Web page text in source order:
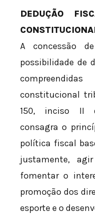
DEDUÇÃO
A concessão
possibilidade de
constitucional
150, inciso II
consagra o
política fiscal
justamente,
fomentar o
promoção dos
esporte e o